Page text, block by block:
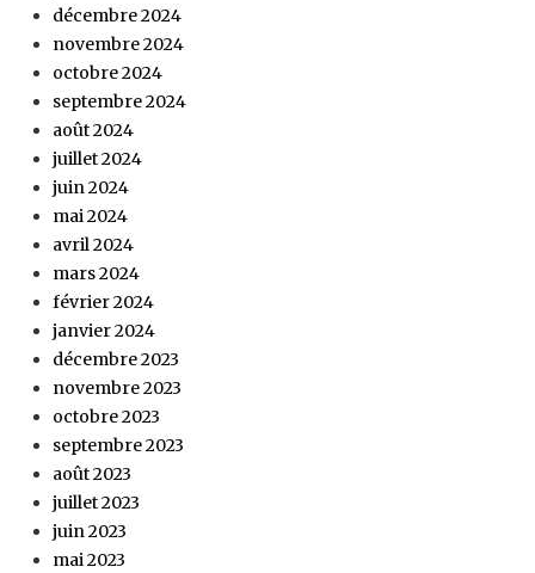
décembre 2024
novembre 2024
octobre 2024
septembre 2024
août 2024
juillet 2024
juin 2024
mai 2024
avril 2024
mars 2024
février 2024
janvier 2024
décembre 2023
novembre 2023
octobre 2023
septembre 2023
août 2023
juillet 2023
juin 2023
mai 2023